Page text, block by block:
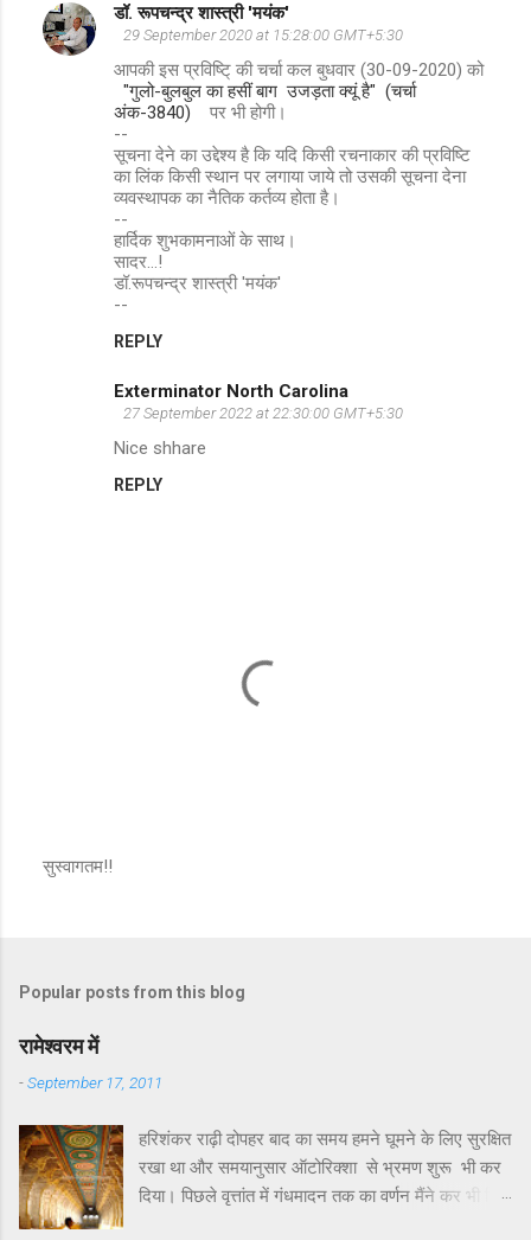
e
n
डॉ. रूपचन्द्र शास्त्री 'मयंक'
29 September 2020 at 15:28:00 GMT+5:30
आपकी इस प्रविष्टि् की चर्चा कल बुधवार (30-09-2020) को
"गुलो-बुलबुल का हसीं बाग उजड़ता क्यूं है" (चर्चा
अंक-3840)
पर भी होगी।
--
सूचना देने का उद्देश्य है कि यदि किसी रचनाकार की प्रविष्टि
का लिंक किसी स्थान पर लगाया जाये तो उसकी सूचना देना
व्यवस्थापक का नैतिक कर्तव्य होता है।
--
हार्दिक शुभकामनाओं के साथ।
सादर...!
डॉ.रूपचन्द्र शास्त्री 'मयंक'
--
REPLY
Exterminator North Carolina
27 September 2022 at 22:30:00 GMT+5:30
Nice shhare
REPLY
C
m
m
e
t
सुस्वागतम!!
Popular posts from this blog
रामेश्वरम में
-September 17, 2011
हरिशंकर राढ़ी दोपहर बाद का समय हमने घूमने के लिए सुरक्षित
रखा था और समयानुसार ऑटोरिक्शा से भ्रमण शुरू भी कर
दिया। पिछले वृत्तांत में गंधमादन तक का वर्णन मैंने कर भी दिया